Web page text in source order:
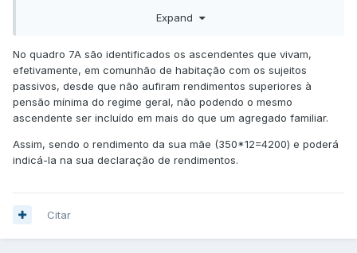
podem ser consideradas pessoas já reformadas.
Desde já grata pela atenção
Expand
No quadro 7A são identificados os ascendentes que vivam,
efetivamente, em comunhão de habitação com os sujeitos
passivos, desde que não aufiram rendimentos superiores à
pensão mínima do regime geral, não podendo o mesmo
ascendente ser incluído em mais do que um agregado familiar.
Assim, sendo o rendimento da sua mãe (350*12=4200) e poderá
indicá-la na sua declaração de rendimentos.
Citar